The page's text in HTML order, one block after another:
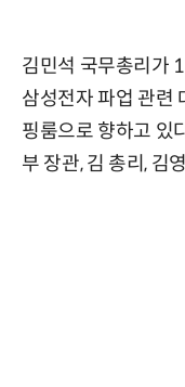
김민석 국무총리가
삼성전자 파업 관련
핑룸으로 향하고 있
부 장관, 김 총리, 김